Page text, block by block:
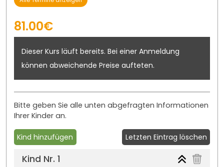
81.00€
Dieser Kurs läuft bereits. Bei einer Anmeldung
können abweichende Preise aufteten.
Bitte geben Sie alle unten abgefragten Informationen
Ihrer Kinder an.
Kind hinzufügen Letzten Eintrag löschen
Kind Nr. 1